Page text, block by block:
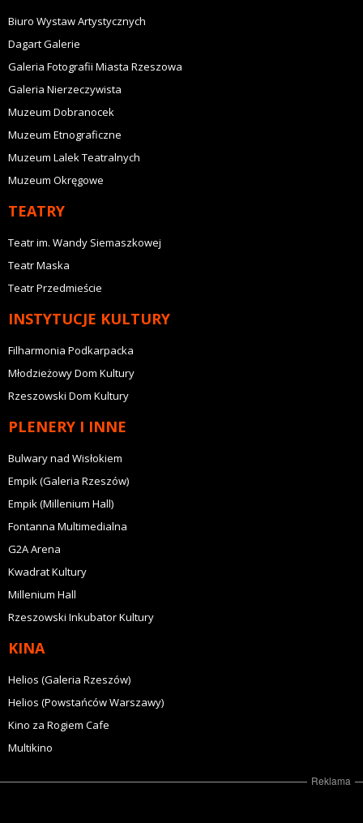
Biuro Wystaw Artystycznych
Dagart Galerie
Galeria Fotografii Miasta Rzeszowa
Galeria Nierzeczywista
Muzeum Dobranocek
Muzeum Etnograficzne
Muzeum Lalek Teatralnych
Muzeum Okręgowe
TEATRY
Teatr im. Wandy Siemaszkowej
Teatr Maska
Teatr Przedmieście
INSTYTUCJE KULTURY
Filharmonia Podkarpacka
Młodzieżowy Dom Kultury
Rzeszowski Dom Kultury
PLENERY I INNE
Bulwary nad Wisłokiem
Empik (Galeria Rzeszów)
Empik (Millenium Hall)
Fontanna Multimedialna
G2A Arena
Kwadrat Kultury
Millenium Hall
Rzeszowski Inkubator Kultury
KINA
Helios (Galeria Rzeszów)
Helios (Powstańców Warszawy)
Kino za Rogiem Cafe
Multikino
Reklama